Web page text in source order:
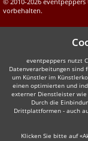
vorbehalten.
eventpeppers nutzt
Datenverarbeitungen sind
um Künstler im
einen optimierten und
externer Dienstleister wie
Durch die
Drittplattformen - auch
Klicken Sie bitte auf